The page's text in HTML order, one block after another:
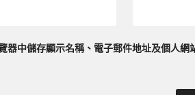
器中儲存顯示名稱、電子郵件地址及個人網